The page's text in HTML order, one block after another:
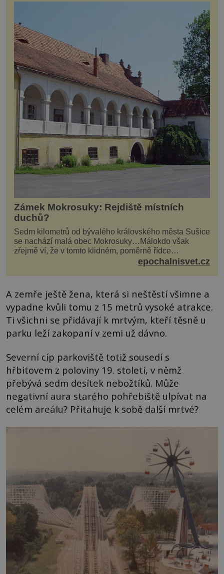
Zámek Mokrosuky: Rejdiště místních
duchů?
Sedm kilometrů od bývalého královského města Sušice
se nachází malá obec Mokrosuky…Málokdo však
zřejmě ví, že v tomto klidném, poměrně řídce
navštěvovaném koutu vesnické Šumavy se nachází
epochalnisvet.cz
A zemře ještě žena, která si neštěstí všimne a
vypadne kvůli tomu z 15 metrů vysoké atrakce.
Ti všichni se přidávají k mrtvým, kteří těsně u
parku leží zakopaní v zemi už dávno.
Severní cíp parkoviště totiž sousedí s
hřbitovem z poloviny 19. století, v němž
přebývá sedm desítek nebožtíků. Může
negativní aura starého pohřebiště ulpívat na
celém areálu? Přitahuje k sobě další mrtvé?